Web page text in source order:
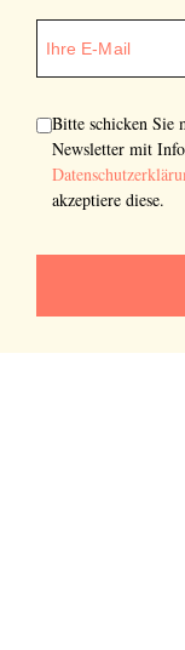
Bitte schicken
Newsletter mit
akzeptiere diese.